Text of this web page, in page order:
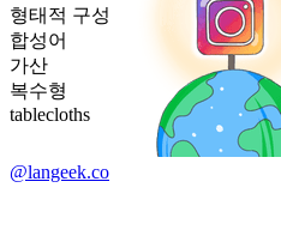
형태적 구성
합성어
가산
복수형
tablecloths
@langeek.co